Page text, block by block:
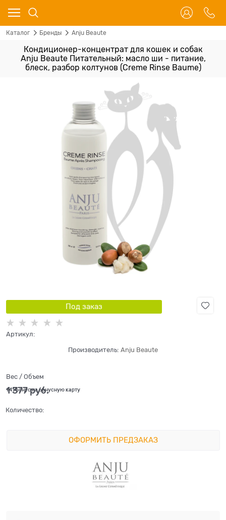
Каталог Бренды Anju Beaute
Кондиционер-концентрат для кошек и собак
Anju Beaute Питательный: масло ши - питание,
блеск, разбор колтунов (Creme Rinse Baume)
Под заказ
Артикул:
Производитель: Anju Beaute
Вес / Объем
1 377 руб.
+41 бонус на бонусную карту
Количество:
ОФОРМИТЬ ПРЕДЗАКАЗ